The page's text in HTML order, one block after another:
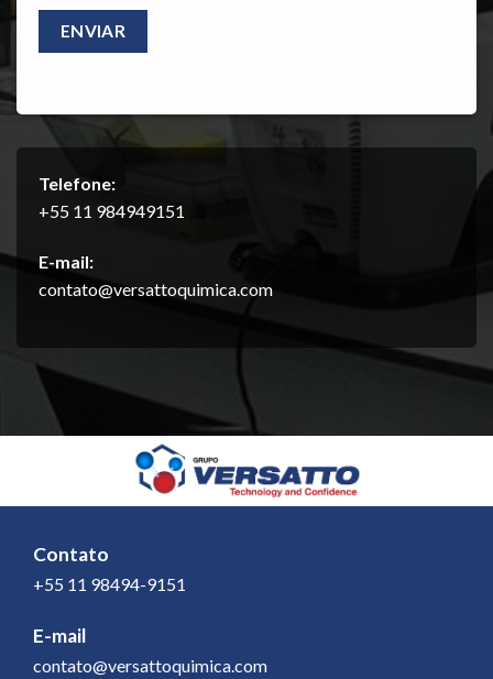
Telefone:
+55 11 984949151
E-mail:
contato@versattoquimica.com
Contato
+55 11 98494-9151
E-mail
contato@versattoquimica.com